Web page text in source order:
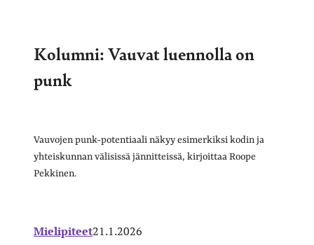
Kolumni: Vauvat luennolla on
punk
Vauvojen punk-potentiaali näkyy esimerkiksi kodin ja
yhteiskunnan välisissä jännitteissä, kirjoittaa Roope
Pekkinen.
Mielipiteet21.1.2026